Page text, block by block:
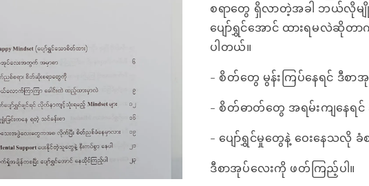
စရာတွေ ရှိလာတဲ့အခါ ဘယ်လို
ပျော်ရွှင်အောင် ထားရမလဲဆိုတ
ပါတယ်။
- စိတ်တွေ မွန်းကြပ်နေရင် ဒီစ
- စိတ်ဓာတ်တွေ အရမ်းကျနေရ
- ပျော်ရွှင်မှုတွေနဲ့ ဝေးနေသလို ခံ
ဒီစာအုပ်လေးကို ဖတ်ကြည့်ပါ။